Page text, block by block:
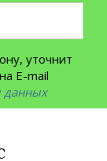
уточнит
E-mail
данных